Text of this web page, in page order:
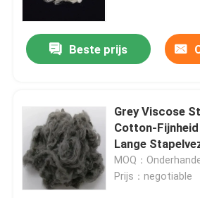
Beste prijs
Grey Viscose
Cotton-Fijnheid
Lange
MOQ：
Prijs：negotiable